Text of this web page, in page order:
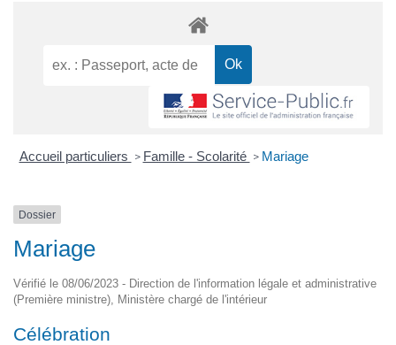
Accueil particuliers > Famille - Scolarité > Mariage
Dossier
Mariage
Vérifié le 08/06/2023 - Direction de l'information légale et administrative
(Première ministre), Ministère chargé de l'intérieur
Célébration